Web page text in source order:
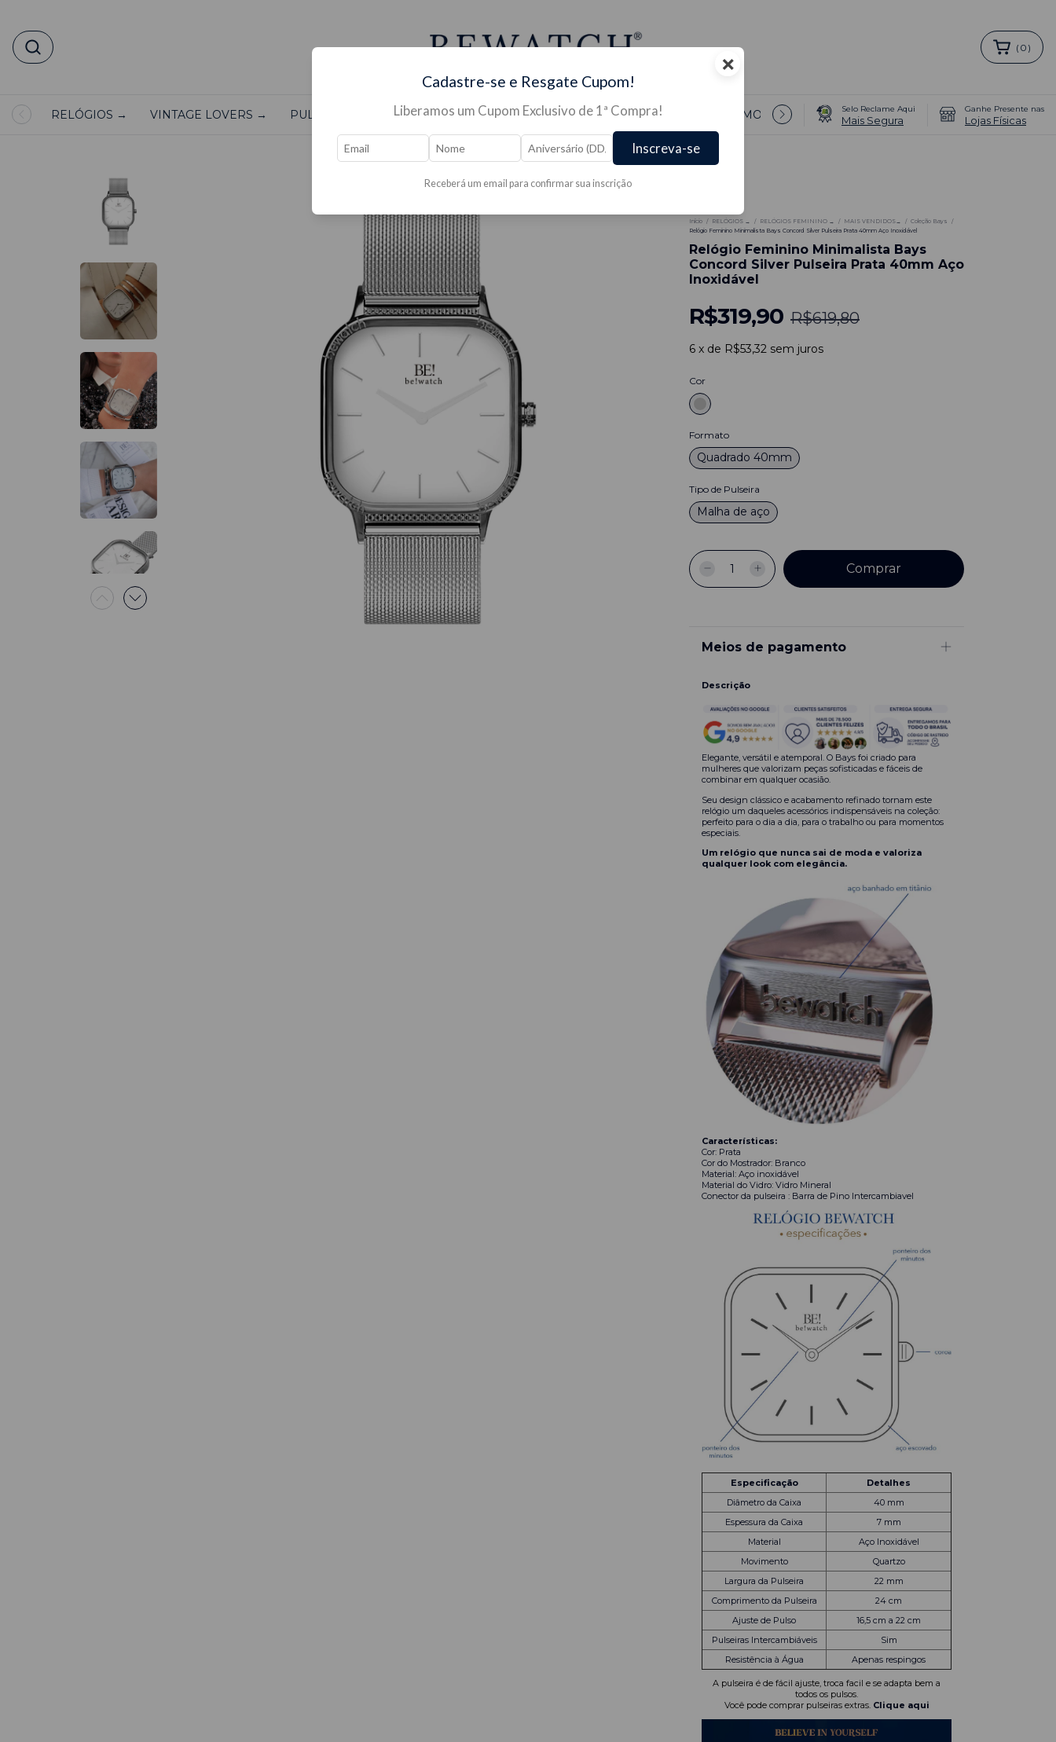
( 0 )
RELÓGIOS → VINTAGE LOVERS → PULSEIRAS PARA RELÓGIO → JÓIAS → PRESENTES → OUTLET/PROMOÇÕES 🔥 → COMO COMPRAR PULSEIRAS
Selo Reclame Aqui
Mais Segura
Ganhe Presente nas
Lojas Físicas
Início / RELÓGIOS → / RELÓGIOS FEMININO → / MAIS VENDIDOS→ / Coleção Bays
/
Relógio Feminino Minimalista Bays Concord Silver Pulseira Prata 40mm Aço Inoxidável
Relógio Feminino Minimalista Bays
Concord Silver Pulseira Prata 40mm Aço
Inoxidável
R$319,90 R$619,80
6 x de R$53,32 sem juros
Cor
Formato
Quadrado 40mm
Tipo de Pulseira
Malha de aço
Meios de pagamento
Descrição
Elegante, versátil e atemporal. O Bays foi criado para
mulheres que valorizam peças sofisticadas e fáceis de
combinar em qualquer ocasião.
Seu design clássico e acabamento refinado tornam este
relógio um daqueles acessórios indispensáveis na coleção:
perfeito para o dia a dia, para o trabalho ou para momentos
especiais.
Um relógio que nunca sai de moda e valoriza
qualquer look com elegância.
Características:
Cor: Prata
Cor do Mostrador: Branco
Material: Aço inoxidável
Material do Vidro: Vidro Mineral
Conector da pulseira : Barra de Pino Intercambiavel
Especificação
Detalhes
Diâmetro da Caixa
40 mm
Espessura da Caixa
7 mm
Material
Aço Inoxidável
Movimento
Quartzo
Largura da Pulseira
22 mm
Comprimento da Pulseira
24 cm
Ajuste de Pulso
16,5 cm a 22 cm
Pulseiras Intercambiáveis
Sim
Resistência à Água
Apenas respingos
A pulseira é de fácil ajuste, troca facil e se adapta bem a
todos os pulsos.
Você pode comprar pulseiras extras. Clique aqui
×
Cadastre-se e Resgate Cupom!
Liberamos um Cupom Exclusivo de 1ª Compra!
Inscreva-se
Receberá um email para confirmar sua inscrição